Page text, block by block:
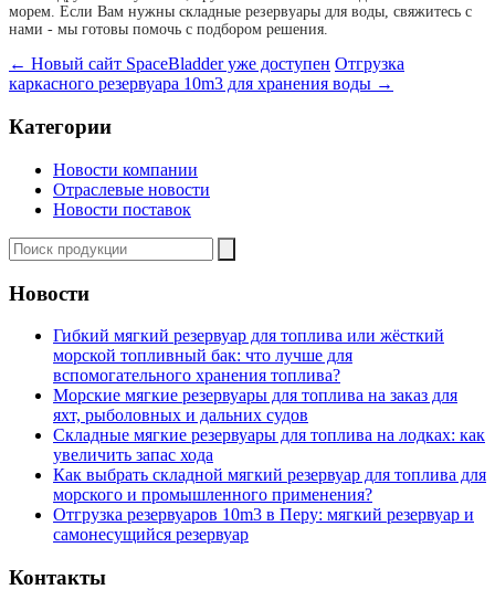
морем. Если Вам нужны складные резервуары для воды, свяжитесь с
нами - мы готовы помочь с подбором решения.
← Новый сайт SpaceBladder уже доступен Отгрузка
каркасного резервуара 10m3 для хранения воды →
Категории
Новости компании
Отраслевые новости
Новости поставок
Новости
Гибкий мягкий резервуар для топлива или жёсткий
морской топливный бак: что лучше для
вспомогательного хранения топлива?
Морские мягкие резервуары для топлива на заказ для
яхт, рыболовных и дальних судов
Складные мягкие резервуары для топлива на лодках: как
увеличить запас хода
Как выбрать складной мягкий резервуар для топлива для
морского и промышленного применения?
Отгрузка резервуаров 10m3 в Перу: мягкий резервуар и
самонесущийся резервуар
Контакты